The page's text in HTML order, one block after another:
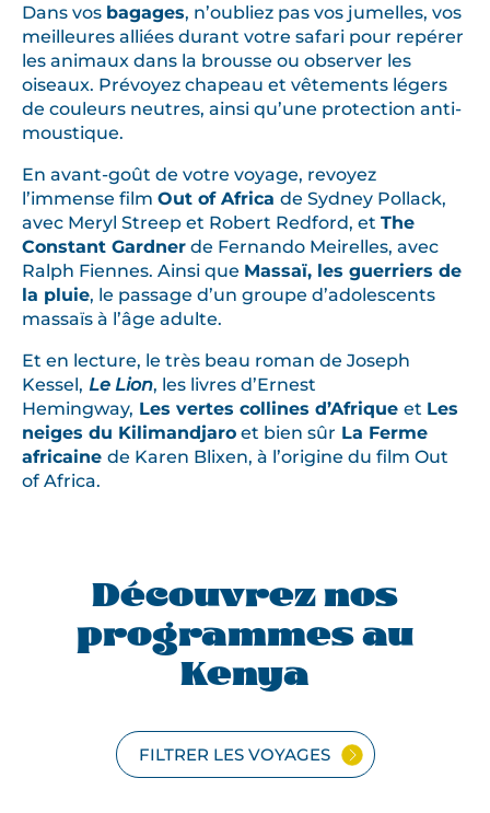
Dans vos bagages, n’oubliez pas vos jumelles, vos
meilleures alliées durant votre safari pour repérer
les animaux dans la brousse ou observer les
oiseaux. Prévoyez chapeau et vêtements légers
de couleurs neutres, ainsi qu’une protection anti-
moustique.
En avant-goût de votre voyage, revoyez
l’immense film Out of Africa de Sydney Pollack,
avec Meryl Streep et Robert Redford, et The
Constant Gardner de Fernando Meirelles, avec
Ralph Fiennes. Ainsi que Massaï, les guerriers de
la pluie, le passage d’un groupe d’adolescents
massaïs à l’âge adulte.
Et en lecture, le très beau roman de Joseph
Kessel, Le Lion, les livres d’Ernest
Hemingway, Les vertes collines d’Afrique et Les
neiges du Kilimandjaro et bien sûr La Ferme
africaine de Karen Blixen, à l’origine du film Out
of Africa.
Découvrez nos
programmes au
Kenya
FILTRER LES VOYAGES